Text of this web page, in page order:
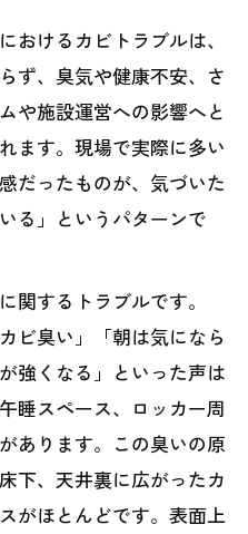
おけるカビトラブルは、
ず、臭気や健康不安、さ
や施設運営への影響へと
ます。現場で実際に多い
だったものが、気づいた
る」というパターンで
関するトラブルです。
ビ臭い」「朝は気になら
強くなる」といった声は
睡スペース、ロッカー周
あります。この臭いの原
下、天井裏に広がったカ
がほとんどです。表面上